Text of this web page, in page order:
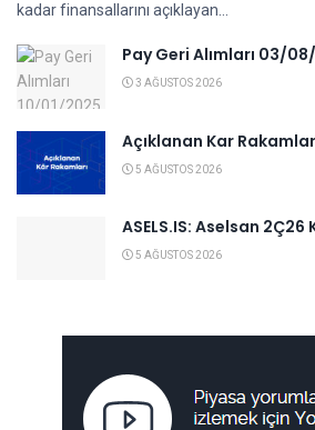
kadar finansallarını açıklayan...
Pay Geri Alımları 03/
3 AĞUSTOS 2026
Açıklanan Kar
5 AĞUSTOS 2026
ASELS.IS: Aselsan 2Ç26
5 AĞUSTOS 2026